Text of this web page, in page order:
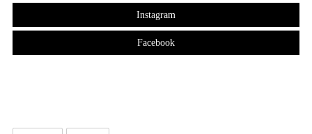
Instagram
Facebook